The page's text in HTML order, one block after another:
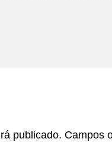
publicado. Campos